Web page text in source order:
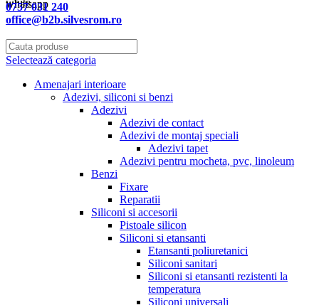
0757 031 240
office@b2b.silvesrom.ro
Selectează categoria
Amenajari interioare
Adezivi, siliconi si benzi
Adezivi
Adezivi de contact
Adezivi de montaj speciali
Adezivi tapet
Adezivi pentru mocheta, pvc, linoleum
Benzi
Fixare
Reparatii
Siliconi si accesorii
Pistoale silicon
Siliconi si etansanti
Etansanti poliuretanici
Siliconi sanitari
Siliconi si etansanti rezistenti la
temperatura
Siliconi universali